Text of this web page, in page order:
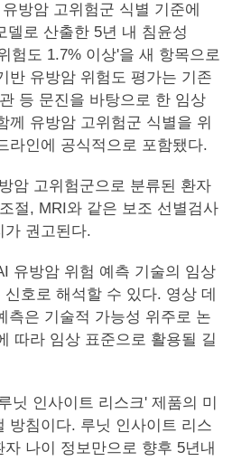
방암 고위험군 식별 기준에
델로 산출한 5년 내 침윤성
험도 1.7% 이상'을 새 항목으로
반 유방암 위험도 평가는 기존
등 문진을 바탕으로 한 임상
께 유방암 고위험군 식별을 위
라인에 공식적으로 포함됐다.
암 고위험군으로 분류된 환자
절, MRI와 같은 보조 선별검사
가 권고된다.
유방암 위험 예측 기술의 임상
호로 해석할 수 있다. 영상 데
측은 기술적 가능성 위주로 논
따라 임상 표준으로 활용될 길
닛 인사이트 리스크' 제품의 미
방침이다. 루닛 인사이트 리스
나이 정보만으로 향후 5년내